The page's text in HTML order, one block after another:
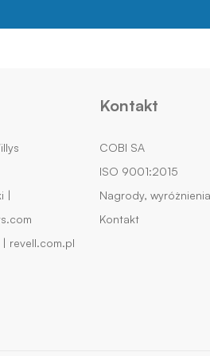
|
revell.com.pl
Kontakt
COBI SA
ISO 9001:2015
Nagrody, wyróżnienia
Kontakt